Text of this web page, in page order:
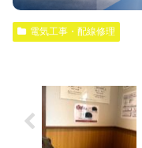
電気工事・配線修理